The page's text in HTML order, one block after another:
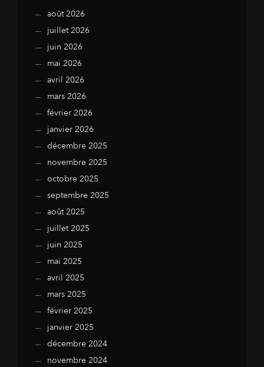
août 2026
juillet 2026
juin 2026
mai 2026
avril 2026
mars 2026
février 2026
janvier 2026
décembre 2025
novembre 2025
octobre 2025
septembre 2025
août 2025
juillet 2025
juin 2025
mai 2025
avril 2025
mars 2025
février 2025
janvier 2025
décembre 2024
novembre 2024